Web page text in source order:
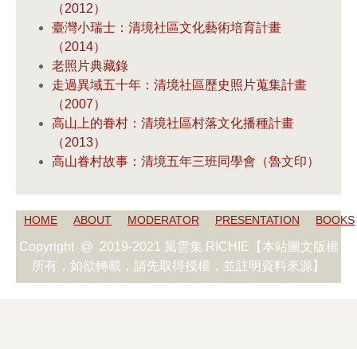
（2012）
臺灣小瑞士：清境社區文化藝術培育計畫
（2014）
老照片典藏錄
走過異域五十年：清境社區歷史照片蒐集計畫
（2007）
高山上的眷村：清境社區村落文化播種計畫
（2013）
高山眷村故事：清境五年三班同學會（魯文印）
HOME ABOUT MODERATOR PRESENTATION BOOKS
Copyright @ 2019-2021 風雲集 RICHIE【本站圖文版權
所有，如欲轉載，請先取得授權，並註明資料來源】